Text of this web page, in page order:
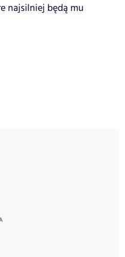
najsilniej będą mu